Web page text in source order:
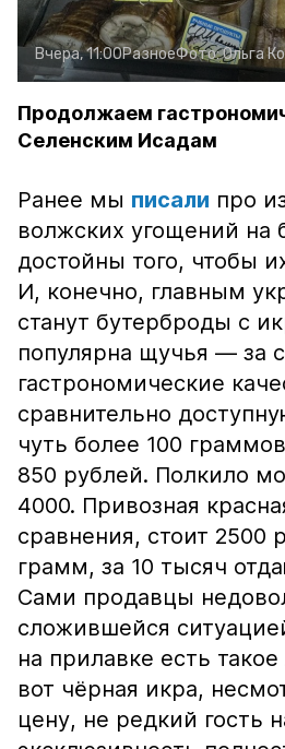
Вчера, 11:00РазноеФото:Ольга
Продолжаем
Селенским Исадам
Ранее мы писали про
волжских угощений на
достойны того, чтобы
И, конечно, главным
станут бутерброды с
популярна щучья — за
гастрономические
сравнительно
чуть более 100
850 рублей. Полкило
4000. Привозная
сравнения, стоит 2500
грамм, за 10 тысяч
Сами продавцы
сложившейся
на прилавке есть
вот чёрная икра,
цену, не редкий гость